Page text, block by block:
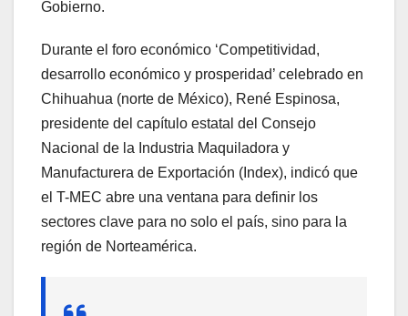
Gobierno.
Durante el foro económico ‘Competitividad,
desarrollo económico y prosperidad’ celebrado en
Chihuahua (norte de México), René Espinosa,
presidente del capítulo estatal del Consejo
Nacional de la Industria Maquiladora y
Manufacturera de Exportación (Index), indicó que
el T-MEC abre una ventana para definir los
sectores clave para no solo el país, sino para la
región de Norteamérica.